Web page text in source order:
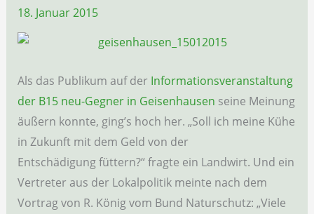
18. Januar 2015
Als das Publikum auf der Informationsveranstaltung
der B15 neu-Gegner in Geisenhausen seine Meinung
äußern konnte, ging’s hoch her. „Soll ich meine Kühe
in Zukunft mit dem Geld von der
Entschädigung füttern?“ fragte ein Landwirt. Und ein
Vertreter aus der Lokalpolitik meinte nach dem
Vortrag von R. König vom Bund Naturschutz: „Viele